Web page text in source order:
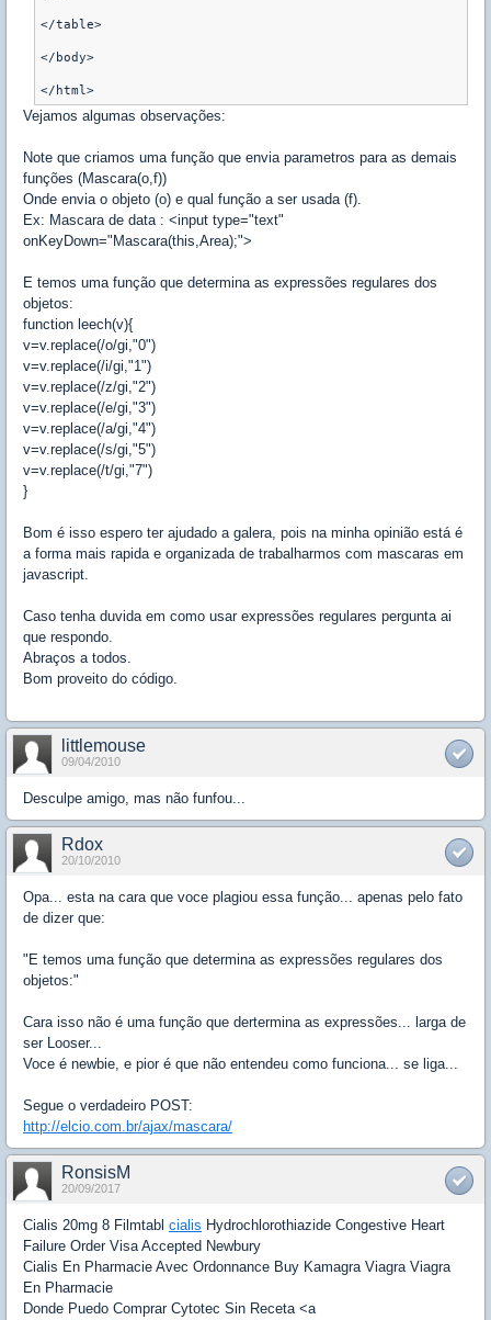
</table>
</body>
</html>
Vejamos algumas observações:
Note que criamos uma função que envia parametros para as demais
funções (Mascara(o,f))
Onde envia o objeto (o) e qual função a ser usada (f).
Ex: Mascara de data : <input type="text"
onKeyDown="Mascara(this,Area);">
E temos uma função que determina as expressões regulares dos
objetos:
function leech(v){
v=v.replace(/o/gi,"0")
v=v.replace(/i/gi,"1")
v=v.replace(/z/gi,"2")
v=v.replace(/e/gi,"3")
v=v.replace(/a/gi,"4")
v=v.replace(/s/gi,"5")
v=v.replace(/t/gi,"7")
}
Bom é isso espero ter ajudado a galera, pois na minha opinião está é
a forma mais rapida e organizada de trabalharmos com mascaras em
javascript.
Caso tenha duvida em como usar expressões regulares pergunta ai
que respondo.
Abraços a todos.
Bom proveito do código.
littlemouse
09/04/2010
Desculpe amigo, mas não funfou...
Rdox
20/10/2010
Opa... esta na cara que voce plagiou essa função... apenas pelo fato
de dizer que:
"E temos uma função que determina as expressões regulares dos
objetos:"
Cara isso não é uma função que dertermina as expressões... larga de
ser Looser...
Voce é newbie, e pior é que não entendeu como funciona... se liga...
Segue o verdadeiro POST:
http://elcio.com.br/ajax/mascara/
RonsisM
20/09/2017
Cialis 20mg 8 Filmtabl cialis Hydrochlorothiazide Congestive Heart
Failure Order Visa Accepted Newbury
Cialis En Pharmacie Avec Ordonnance Buy Kamagra Viagra Viagra
En Pharmacie
Donde Puedo Comprar Cytotec Sin Receta <a